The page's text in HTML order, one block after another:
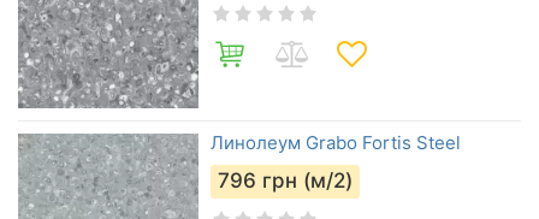
Линолеум Grabo Fortis Steel
796 грн (м/2)